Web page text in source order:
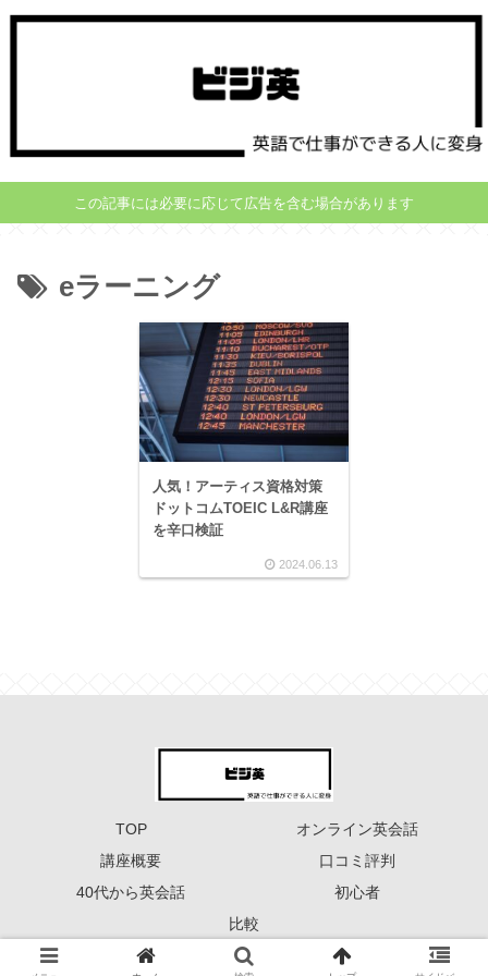
この記事には必要に応じて広告を含む場合があります
eラーニング
人気！アーティス資格対策
ドットコムTOEIC L&R講座
を辛口検証
2024.06.13
TOP
オンライン英会話
講座概要
口コミ評判
40代から英会話
初心者
比較
Copyright © 2023 ーーー ビジ英 ーーー All Rights Reserved.